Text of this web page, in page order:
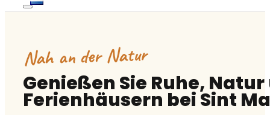
Nah an der Natur
Genießen Sie Ruhe,
Ferienhäusern bei Sint